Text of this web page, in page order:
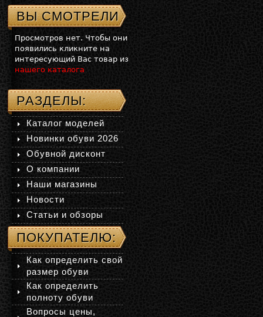
ВЫ СМОТРЕЛИ
Просмотров нет. Чтобы они
появились кликните на
интересующий Вас товар из
нашего каталога
РАЗДЕЛЫ:
Каталог моделей
Новинки обуви 2026
Обувной дисконт
О компании
Наши магазины
Новости
Статьи и обзоры
ПОКУПАТЕЛЮ:
Как определить свой
размер обуви
Как определить
полноту обуви
Вопросы цены,